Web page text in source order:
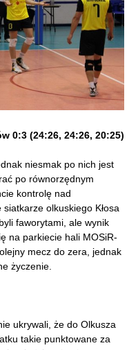
0:3 (24:26, 24:26, 20:25)
niesmak po nich jest
po równorzędnym
kontrolę nad
olkuskiego Kłosa
faworytami, ale wynik
na parkiecie hali MOSiR-
mecz do zera, jednak
życzenie.
ukrywali, że do Olkusza
takie punktowane za